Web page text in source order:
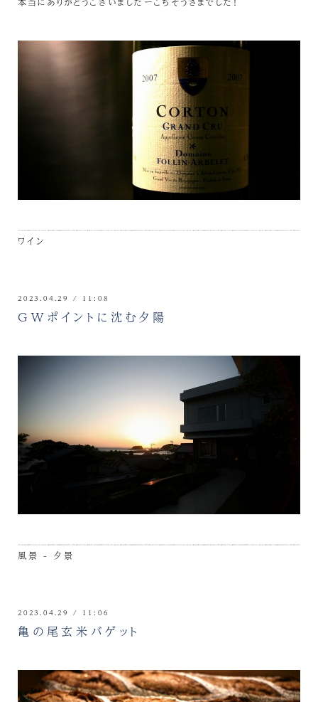
ワイン
2023.04.29 / 11:08
GWポイントに沈む夕陽
風景 - 夕景
2023.04.29 / 11:06
亀の尾玄米バゲット